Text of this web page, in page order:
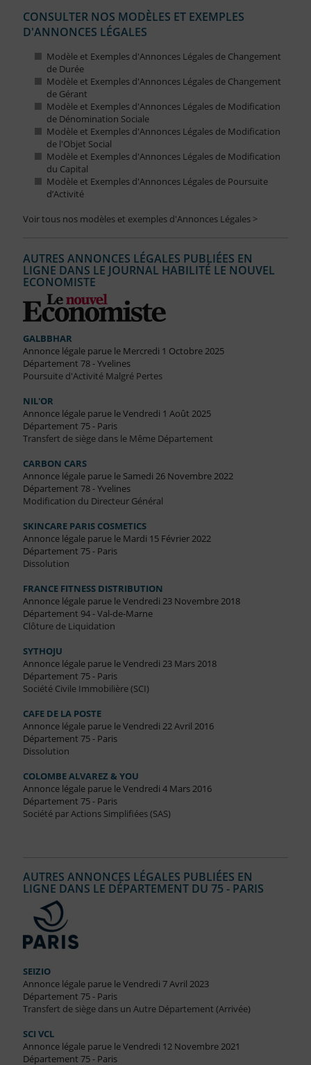
CONSULTER NOS MODÈLES ET EXEMPLES
D'ANNONCES LÉGALES
Modèle et Exemples d'Annonces Légales de Changement
de Durée
Modèle et Exemples d'Annonces Légales de Changement
de Gérant
Modèle et Exemples d'Annonces Légales de Modification
de Dénomination Sociale
Modèle et Exemples d'Annonces Légales de Modification
de l'Objet Social
Modèle et Exemples d'Annonces Légales de Modification
du Capital
Modèle et Exemples d'Annonces Légales de Poursuite
d’Activité
Voir tous nos modèles et exemples d'Annonces Légales >
AUTRES ANNONCES LÉGALES PUBLIÉES EN
LIGNE DANS LE JOURNAL HABILITÉ LE NOUVEL
ECONOMISTE
GALBBHAR
Annonce légale parue le Mercredi 1 Octobre 2025
Département 78 - Yvelines
Poursuite d'Activité Malgré Pertes
NIL'OR
Annonce légale parue le Vendredi 1 Août 2025
Département 75 - Paris
Transfert de siège dans le Même Département
CARBON CARS
Annonce légale parue le Samedi 26 Novembre 2022
Département 78 - Yvelines
Modification du Directeur Général
SKINCARE PARIS COSMETICS
Annonce légale parue le Mardi 15 Février 2022
Département 75 - Paris
Dissolution
FRANCE FITNESS DISTRIBUTION
Annonce légale parue le Vendredi 23 Novembre 2018
Département 94 - Val-de-Marne
Clôture de Liquidation
SYTHOJU
Annonce légale parue le Vendredi 23 Mars 2018
Département 75 - Paris
Société Civile Immobilière (SCI)
CAFE DE LA POSTE
Annonce légale parue le Vendredi 22 Avril 2016
Département 75 - Paris
Dissolution
COLOMBE ALVAREZ & YOU
Annonce légale parue le Vendredi 4 Mars 2016
Département 75 - Paris
Société par Actions Simplifiées (SAS)
AUTRES ANNONCES LÉGALES PUBLIÉES EN
LIGNE DANS LE DÉPARTEMENT DU 75 - PARIS
SEIZIO
Annonce légale parue le Vendredi 7 Avril 2023
Département 75 - Paris
Transfert de siège dans un Autre Département (Arrivée)
SCI VCL
Annonce légale parue le Vendredi 12 Novembre 2021
Département 75 - Paris